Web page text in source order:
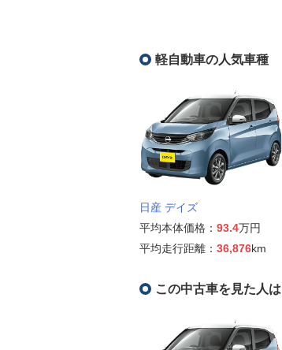
軽自動車の人気車種
日産 デイズ
平均本体価格： 93.4万円
平均走行距離： 36,876km
この中古車を見た人